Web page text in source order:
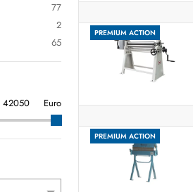
77
2
65
Euro
PREMIUM ACTION
PREMIUM ACTION